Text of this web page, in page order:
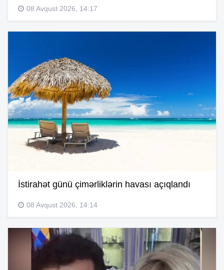
08 Avqust 2026, 14:17
İstirahət günü çimərliklərin havası açıqlandı
08 Avqust 2026, 14:14